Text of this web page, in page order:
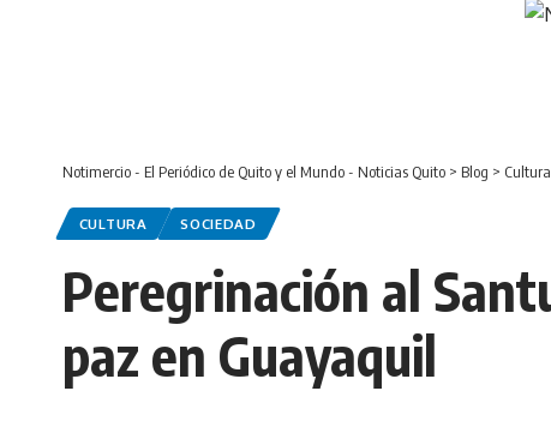
Notimercio - El Periódico de Quito y el Mundo - Noticias Quito > Blog > Cultura
CULTURA SOCIEDAD
Peregrinación al
paz en Guayaquil